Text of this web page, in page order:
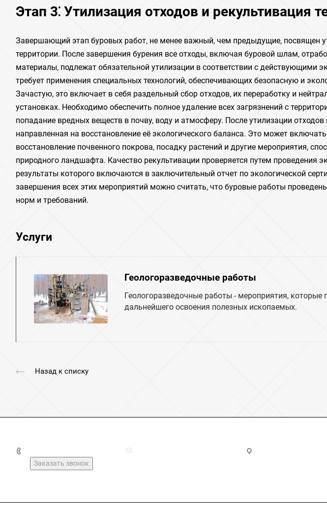
Этап 3⁚ Утилизация отходов и рекультивация
Завершающий этап буровых работ‚ не менее важный‚ чем предыдущие‚ посвящен
территории. После завершения бурения все отходы‚ включая буровой шлам‚
материалы‚ подлежат обязательной утилизации в соответствии с действующими
требует применения специальных технологий‚ обеспечивающих безопасную и
Зачастую‚ это включает в себя раздельный сбор отходов‚ их переработку и
установках. Необходимо обеспечить полное удаление всех загрязнений с
попадание вредных веществ в почву‚ воду и атмосферу. После утилизации отходов
направленная на восстановление её экологического баланса. Это может
восстановление почвенного покрова‚ посадку растений и другие мероприятия‚
природного ландшафта. Качество рекультивации проверяется путем проведения
результаты которого включаются в заключительный отчет по экологической
завершения всех этих мероприятий можно считать‚ что буровые работы
норм и требований.
Услуги
Геологоразведочные работы
Геологоразведочные работы - мероприятия, которые
дальнейшего освоения полезных ископаемых.
Назад к списку
Заказать звонок